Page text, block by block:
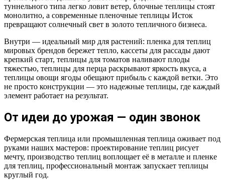
туннельного типа легко ловит ветер, блочные теплицы стоят
монолитно, а современные пленочные теплицы Исток
превращают солнечный свет в золото тепличного бизнеса.
Внутри — идеальный мир для растений: пленка для теплиц
мировых брендов бережет тепло, кассеты для рассады дают
крепкий старт, теплицы для томатов наливают плоды
тяжестью, теплицы для перца раскрывают яркость вкуса, а
теплицы овощи ягоды обещают прибыль с каждой ветки. Это
не просто конструкции — это надежные теплицы, где каждый
элемент работает на результат.
От идеи до урожая — один звонок
Фермерская теплица или промышленная теплица оживает под
руками наших мастеров: проектирование теплиц рисует
мечту, производство теплиц воплощает её в металле и пленке
для теплиц, профессиональный монтаж запускает теплицы
круглый год.